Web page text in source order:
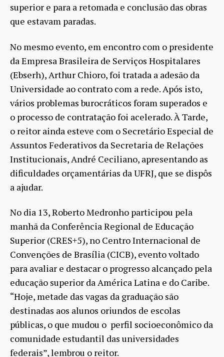
superior e para a retomada e conclusão das obras
que estavam paradas.
No mesmo evento, em encontro com o presidente
da Empresa Brasileira de Serviços Hospitalares
(Ebserh), Arthur Chioro, foi tratada a adesão da
Universidade ao contrato com a rede. Após isto,
vários problemas burocráticos foram superados e
o processo de contratação foi acelerado. À Tarde,
o reitor ainda esteve com o Secretário Especial de
Assuntos Federativos da Secretaria de Relações
Institucionais, André Ceciliano, apresentando as
dificuldades orçamentárias da UFRJ, que se dispôs
a ajudar.
No dia 13, Roberto Medronho participou pela
manhã da Conferência Regional de Educação
Superior (CRES+5), no Centro Internacional de
Convenções de Brasília (CICB), evento voltado
para avaliar e destacar o progresso alcançado pela
educação superior da América Latina e do Caribe.
“Hoje, metade das vagas da graduação são
destinadas aos alunos oriundos de escolas
públicas, o que mudou o perfil socioeconômico da
comunidade estudantil das universidades
federais”, lembrou o reitor.